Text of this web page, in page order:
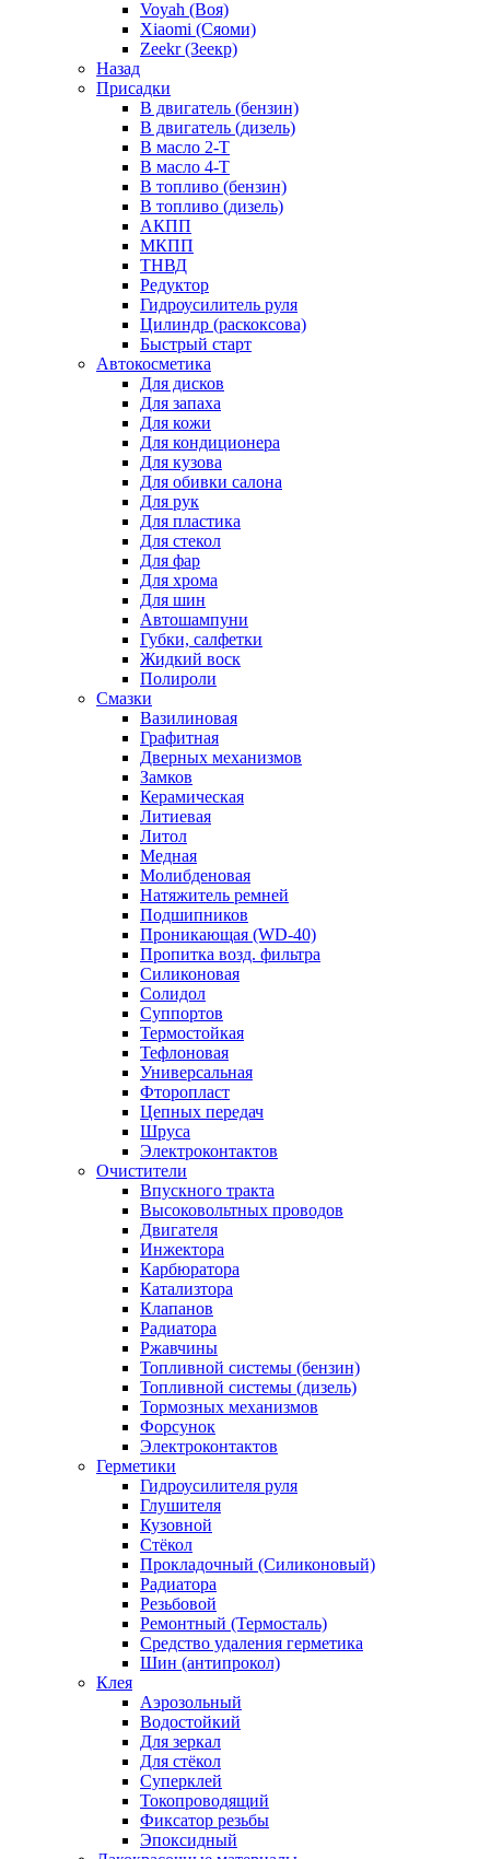
Voyah (Воя)
Xiaomi (Сяоми)
Zeekr (Зеекр)
Назад
Присадки
В двигатель (бензин)
В двигатель (дизель)
В масло 2-Т
В масло 4-Т
В топливо (бензин)
В топливо (дизель)
АКПП
МКПП
ТНВД
Редуктор
Гидроусилитель руля
Цилиндр (раскоксова)
Быстрый старт
Автокосметика
Для дисков
Для запаха
Для кожи
Для кондиционера
Для кузова
Для обивки салона
Для рук
Для пластика
Для стекол
Для фар
Для хрома
Для шин
Автошампуни
Губки, салфетки
Жидкий воск
Полироли
Смазки
Вазилиновая
Графитная
Дверных механизмов
Замков
Керамическая
Литиевая
Литол
Медная
Молибденовая
Натяжитель ремней
Подшипников
Проникающая (WD-40)
Пропитка возд. фильтра
Силиконовая
Солидол
Суппортов
Термостойкая
Тефлоновая
Универсальная
Фторопласт
Цепных передач
Шруса
Электроконтактов
Очистители
Впускного тракта
Высоковольтных проводов
Двигателя
Инжектора
Карбюратора
Катализтора
Клапанов
Радиатора
Ржавчины
Топливной системы (бензин)
Топливной системы (дизель)
Тормозных механизмов
Форсунок
Электроконтактов
Герметики
Гидроусилителя руля
Глушителя
Кузовной
Стёкол
Прокладочный (Силиконовый)
Радиатора
Резьбовой
Ремонтный (Термосталь)
Средство удаления герметика
Шин (антипрокол)
Клея
Аэрозольный
Водостойкий
Для зеркал
Для стёкол
Суперклей
Токопроводящий
Фиксатор резьбы
Эпоксидный